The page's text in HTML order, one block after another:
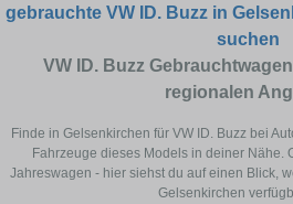
gebrauchte VW ID. Buzz in
suchen
VW ID. Buzz
regionalen
Finde in Gelsenkirchen für VW ID. Buzz bei
Fahrzeuge dieses Models in deiner Nähe.
Jahreswagen - hier siehst du auf einen Blick,
Gelsenkirchen